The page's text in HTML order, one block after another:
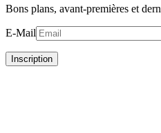
Bons plans, avant-premières et
E-Mail
Inscription